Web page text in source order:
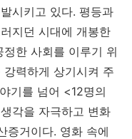
시키고 있다. 평등과
지던 시대에 개봉한
한 사회를 이루기 위
력하게 상기시켜 주
기를 넘어 <12명의
각을 자극하고 변화
증거이다. 영화 속에